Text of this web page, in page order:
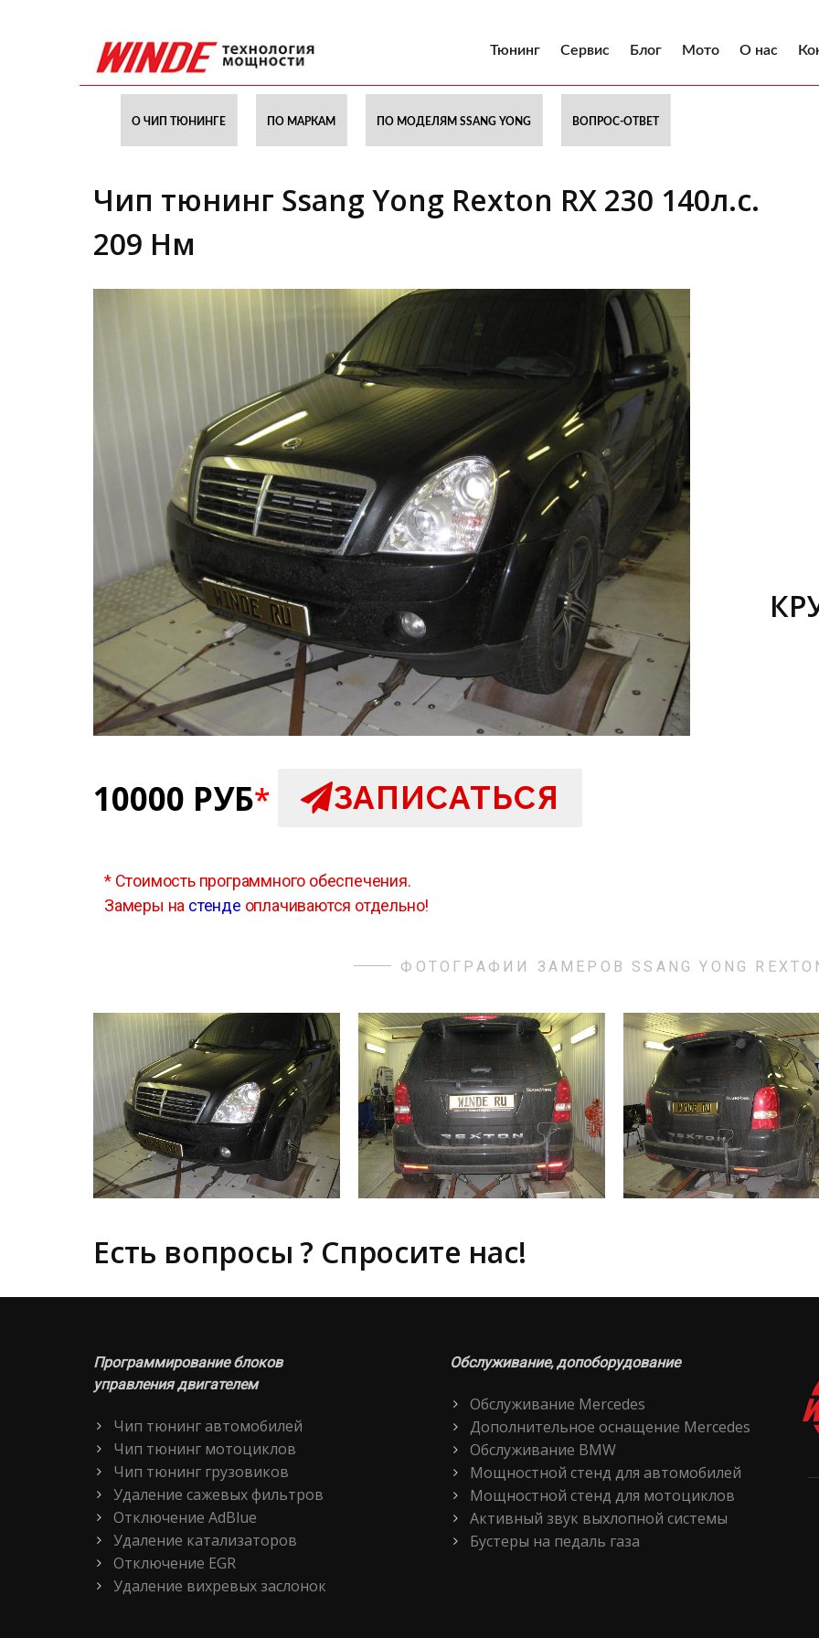
Тюнинг Сервис Блог Мото О нас
О ЧИП ТЮНИНГЕ ПО МАРКАМ ПО МОДЕЛЯМ SSANG YONG ВОПРОС-ОТВЕТ
Чип тюнинг Ssang Yong Rexton RX 230 140л.с.
209 Нм
10000 РУБ* ЗАПИСАТЬСЯ
*Стоимость программного обеспечения.
Замеры на стенде оплачиваются отдельно!
ФОТОГРАФИИ ЗАМЕРОВ SSANG YONG
Есть вопросы ? Спросите нас!
Программирование блоков
управления двигателем
Чип тюнинг автомобилей
Чип тюнинг мотоциклов
Чип тюнинг грузовиков
Удаление сажевых фильтров
Отключение AdBlue
Удаление катализаторов
Отключение EGR
Удаление вихревых заслонок
Обслуживание, допоборудование
Обслуживание Mercedes
Дополнительное оснащение Mercedes
Обслуживание BMW
Мощностной стенд для автомобилей
Мощностной стенд для мотоциклов
Активный звук выхлопной системы
Бустеры на педаль газа